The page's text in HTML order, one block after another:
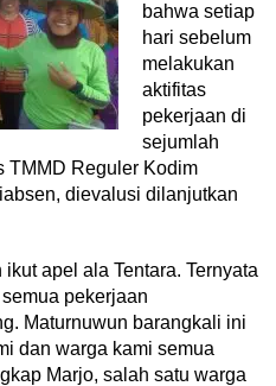
bahwa setiap
hari sebelum
melakukan
aktifitas
pekerjaan di
sejumlah
TMMD Reguler Kodim
dievalusi dilanjutkan
apel ala Tentara. Ternyata
pekerjaan
Maturnuwun barangkali ini
dan warga kami semua
Marjo, salah satu warga